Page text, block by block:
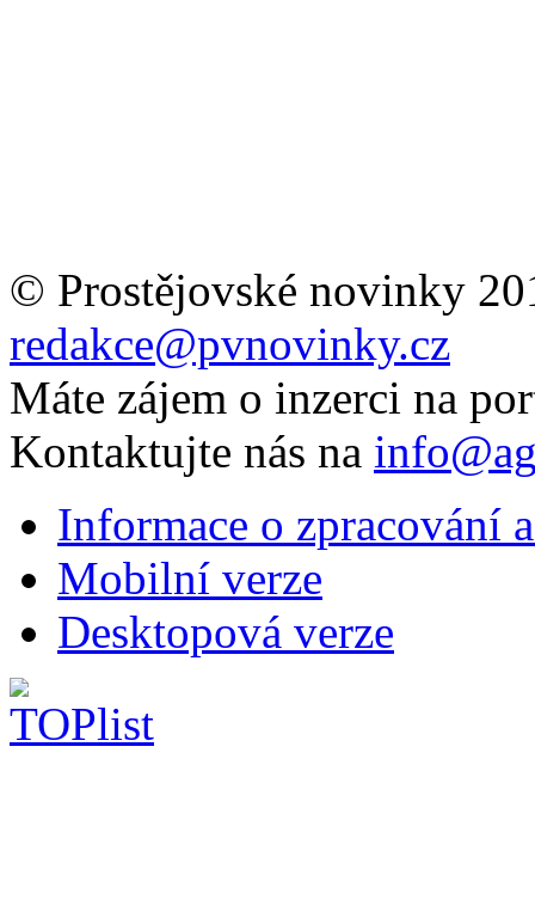
© Prostějovské novinky
redakce@pvnovinky.cz
Máte zájem o inzerci na
Kontaktujte nás na
Informace o zpracování
Mobilní verze
Desktopová verze